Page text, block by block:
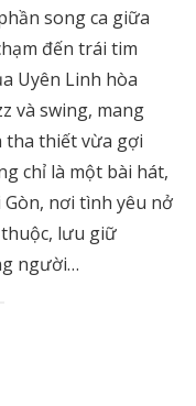
song ca giữa
đến trái tim
Uyên Linh hòa
và swing, mang
tha thiết vừa gợi
chỉ là một bài hát,
Gòn, nơi tình yêu nở
lưu giữ
người…